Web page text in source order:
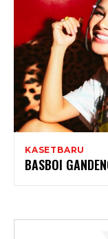
KASETBARU
BASBOI